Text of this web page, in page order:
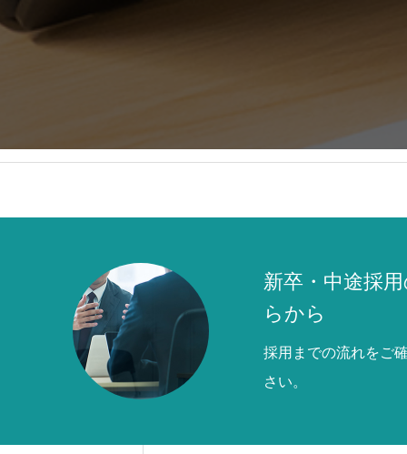
新卒・中途採
らから
採用までの流れをご
さい。